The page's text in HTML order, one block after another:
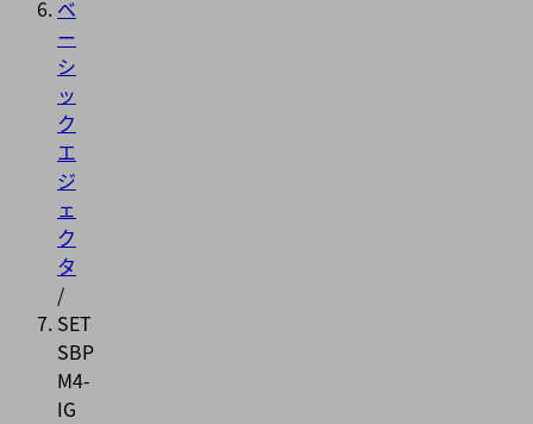
ベ
ー
シ
ッ
ク
エ
ジ
ェ
ク
タ
/
SET
SBP
M4-
IG